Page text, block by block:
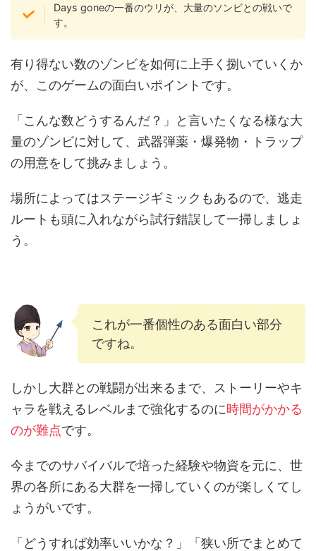
Days goneの一番のウリが、大量のソンビとの戦いで
す。
有り得ない数のゾンビを如何に上手く捌いていくか
が、このゲームの面白いポイントです。
「こんな数どうするんだ？」と言いたくなる様な大
量のゾンビに対して、武器弾薬・爆発物・トラップ
の用意をして挑みましょう。
場所によってはステージギミックもあるので、逃走
ルートも頭に入れながら試行錯誤して一掃しましょ
う。
これが一番個性のある面白い部分
ですね。
しかし大群との戦闘が出来るまで、ストーリーやキ
ャラを戦えるレベルまで強化するのに時間がかかる
のが難点です。
今までのサバイバルで培った経験や物資を元に、世
界の各所にある大群を一掃していくのが楽しくてし
ょうがいです。
「どうすれば効率いいかな？」「狭い所でまとめて